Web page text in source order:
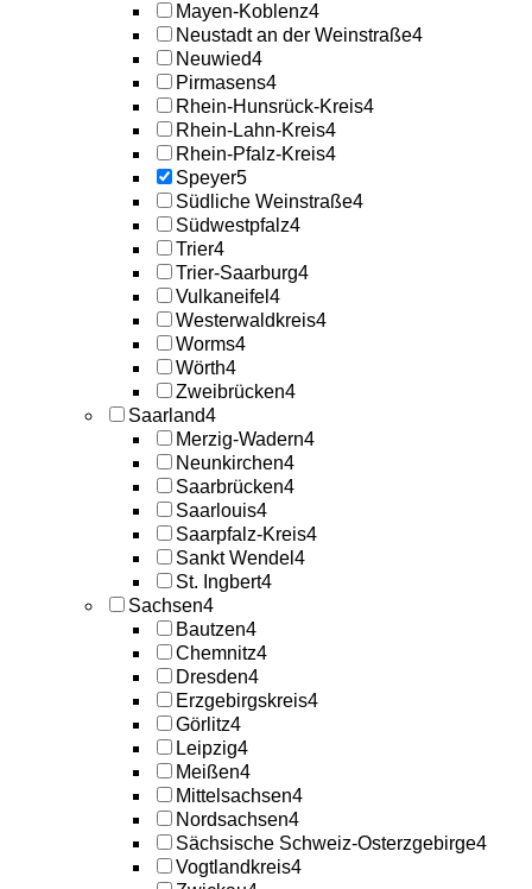
Mayen-Koblenz4
Neustadt an der Weinstraße4
Neuwied4
Pirmasens4
Rhein-Hunsrück-Kreis4
Rhein-Lahn-Kreis4
Rhein-Pfalz-Kreis4
Speyer5
Südliche Weinstraße4
Südwestpfalz4
Trier4
Trier-Saarburg4
Vulkaneifel 4
Westerwaldkreis4
Worms4
Wörth4
Zweibrücken4
Saarland4
Merzig-Wadern4
Neunkirchen4
Saarbrücken4
Saarlouis4
Saarpfalz-Kreis4
Sankt Wendel 4
St. Ingbert4
Sachsen4
Bautzen4
Chemnitz4
Dresden4
Erzgebirgskreis4
Görlitz4
Leipzig4
Meißen4
Mittelsachsen4
Nordsachsen4
Sächsische Schweiz-Osterzgebirge4
Vogtlandkreis4